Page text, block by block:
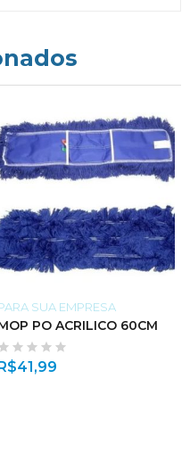
SUA EMPRESA
PO ACRILICO 60CM
41,99